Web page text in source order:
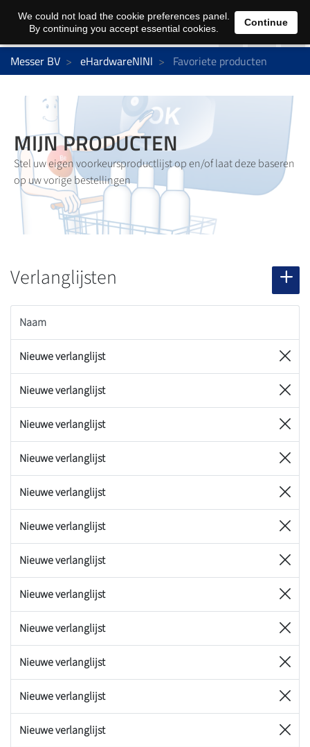
0
Messer BV eHardwareNlNl Favoriete producten
MIJN PRODUCTEN
Stel uw eigen voorkeursproductlijst op en/of laat deze baseren
op uw vorige bestellingen
Verlanglijsten
Naam
Nieuwe verlanglijst
Nieuwe verlanglijst
Nieuwe verlanglijst
Nieuwe verlanglijst
Nieuwe verlanglijst
Nieuwe verlanglijst
Nieuwe verlanglijst
Nieuwe verlanglijst
Nieuwe verlanglijst
Nieuwe verlanglijst
Nieuwe verlanglijst
Nieuwe verlanglijst
We could not load the cookie preferences panel.
By continuing you accept essential cookies.
Continue